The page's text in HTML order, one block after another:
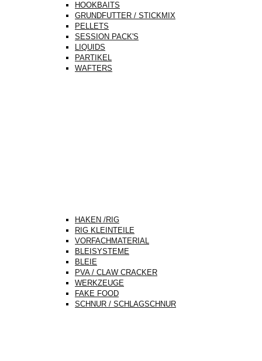
HOOKBAITS
GRUNDFUTTER / STICKMIX
PELLETS
SESSION PACK'S
LIQUIDS
PARTIKEL
WAFTERS
HAKEN /RIG
RIG KLEINTEILE
VORFACHMATERIAL
BLEISYSTEME
BLEIE
PVA / CLAW CRACKER
WERKZEUGE
FAKE FOOD
SCHNUR / SCHLAGSCHNUR